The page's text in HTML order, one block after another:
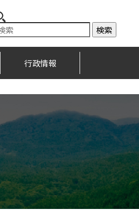
行政情報